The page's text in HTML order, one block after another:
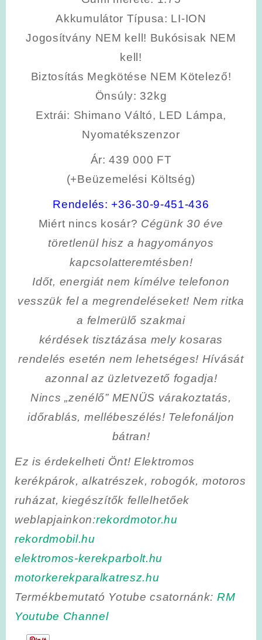
Akkumulátor Típusa: LI-ION
Jogosítvány NEM kell! Bukósisak NEM
kell!
Biztosítás Megkötése NEM Kötelező!
Önsúly: 32kg
Extrái: Shimano Váltó, LED Lámpa,
Nyomatékszenzor
Ár: 439 000 FT
(+Beüzemelési Költség)
Rendelés: +36-30-9-451-436
Miért nincs kosár? Cégünk 30 éve
töretlenül hisz a hagyományos
kapcsolatteremtésben!
Időt, energiát nem kímélve telefonon
vesszük fel a megrendeléseket! Nem ritka
a felmerülő szakmai
kérdések tisztázása mely kosaras
rendelés esetén nem lehetséges! Hívását
azonnal az üzletvezető fogadja!
Nincs „zenélő” MENÜS várakoztatás,
időrablás, mellébeszélés! Telefonáljon
bátran!
Ez is érdekelheti Önt! Elektromos
kerékpárok, alkatrészek, robogók, motoros
ruházat, kiegészítők fellelhetőek
weblapjainkon:rekordmotor.hu
rekordmobil.hu
elektromos-kerekparbolt.hu
motorkerekparalkatresz.hu
Termékbemutató Yotube csatornánk: RM
Youtube Channel